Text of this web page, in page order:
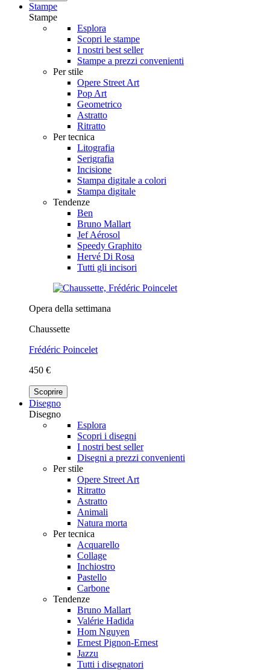
Stampe
Stampe
Esplora
Scopri le stampe
I nostri best seller
Stampe a prezzi convenienti
Per stile
Opere Street Art
Pop Art
Geometrico
Astratto
Ritratto
Per tecnica
Litografia
Serigrafia
Incisione
Stampa digitale a colori
Stampa digitale
Tendenze
Ben
Bruno Mallart
Jef Aérosol
Speedy Graphito
Hervé Di Rosa
Tutti gli incisori
Opera della settimana
Chaussette
Frédéric Poincelet
450 €
Scoprire
Disegno
Disegno
Esplora
Scopri i disegni
I nostri best seller
Disegni a prezzi convenienti
Per stile
Opere Street Art
Ritratto
Astratto
Animali
Natura morta
Per tecnica
Acquarello
Collage
Inchiostro
Pastello
Carbone
Tendenze
Bruno Mallart
Valérie Hadida
Hom Nguyen
Ernest Pignon-Ernest
Jazzu
Tutti i disegnatori